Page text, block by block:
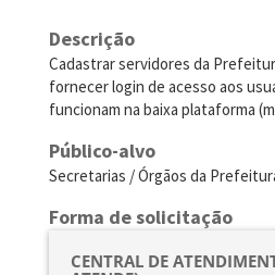
Descrição
Cadastrar servidores da
fornecer login de acesso aos
funcionam na baixa plataforma
Público-alvo
Secretarias / Órgãos da
Forma de solicitação
CENTRAL DE